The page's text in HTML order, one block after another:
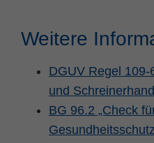
Weitere
DGUV Regel 109-
und
BG 96.2 „Check